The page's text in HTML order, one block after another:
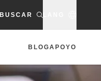
BUSCAR
BLOGAPOYO